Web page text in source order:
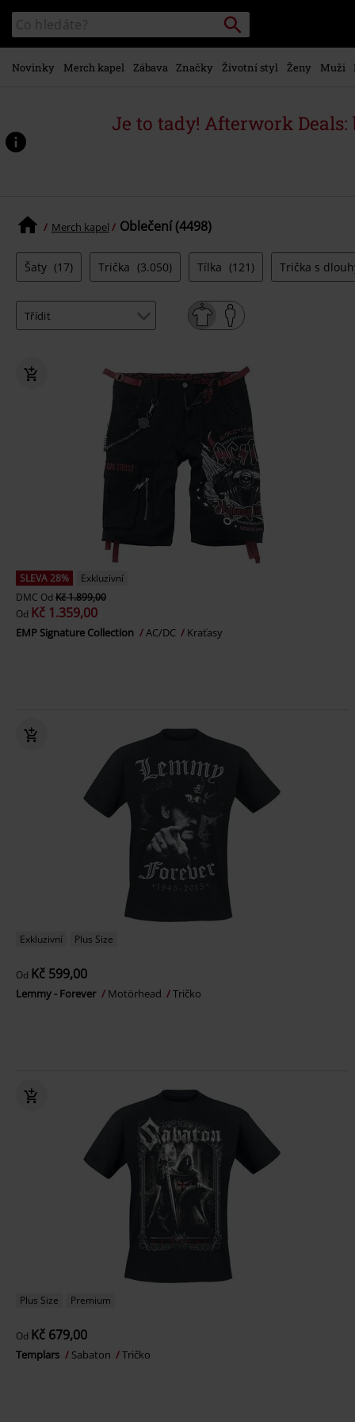
hlavnímu
obsahu
Katalog
vyhledávání
Vyhledávání
Novinky Merch kapel Zábava Značky Životní styl Ženy Muži
Je to tady! Afterwork
Merch kapel Oblečení (4498)
Šaty (17) Trička (3.050) Tílka (121) Trička s
SLEVA 28%
Exkluzivní
DMC Od Kč 1.899,00
Od Kč 1.359,00
EMP Signature Collection AC/DC Kraťasy
Exkluzivní Plus Size
Od Kč 599,00
Lemmy - Forever Motörhead Tričko
Plus Size Premium
Od Kč 679,00
Templars Sabaton Tričko